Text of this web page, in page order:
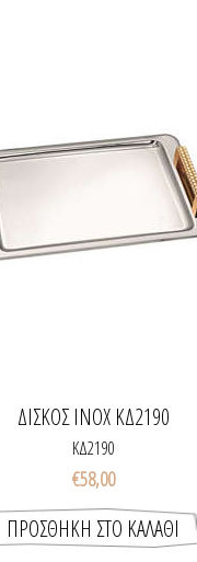
ΔΙΣΚΟΣ INOX ΚΔ2190
ΚΔ2190
€58,00